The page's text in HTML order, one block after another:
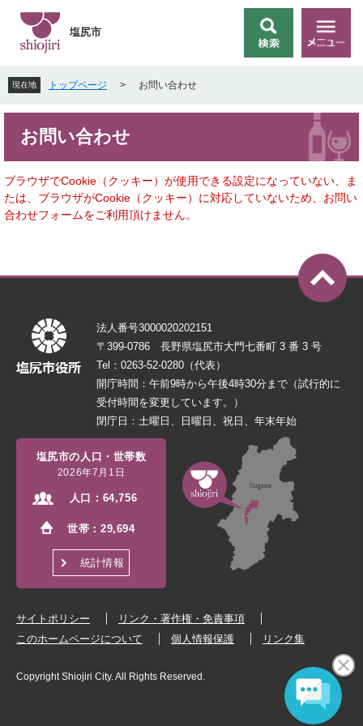
先
頭
で
を
飛
ば
本
文
へ
索
メ
ニ
塩尻市
現在地 トップページ > お問い合わせ
お問い合わせ
ブラウザでCookie（クッキー）が使用できる設定になっていない、ま
たは、ブラウザがCookie（クッキー）に対応していないため、お問い
合わせフォームをご利用頂けません。
法人番号3000020202151
〒399-0786 長野県塩尻市大門七番町 3 番 3 号
Tel：0263-52-0280（代表）
開庁時間：午前9時から午後4時30分まで（試行的に
受付時間を変更しています。）
閉庁日：土曜日、日曜日、祝日、年末年始
塩尻市の人口・世帯数
2026年7月1日
人口： 64,756
世帯：29,694
統計情報
サイトポリシー
リンク・著作権・免責事項
このホームページについて
個人情報保護 リンク集
Copyright Shiojiri City. All Rights Reserved.